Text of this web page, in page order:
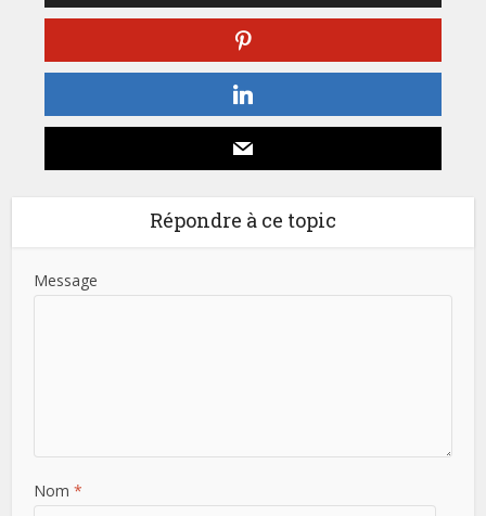
Répondre à ce topic
Message
Nom*